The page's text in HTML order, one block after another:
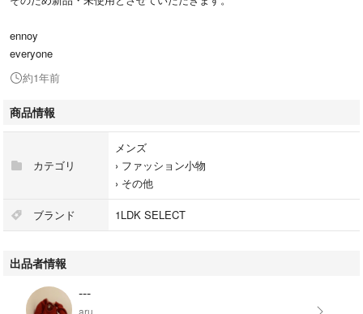
ennoy
everyone
約1年前
商品情報
カテゴリ
メンズ
› ファッション小物
› その他
ブランド 1LDK SELECT
出品者情報
---
aru